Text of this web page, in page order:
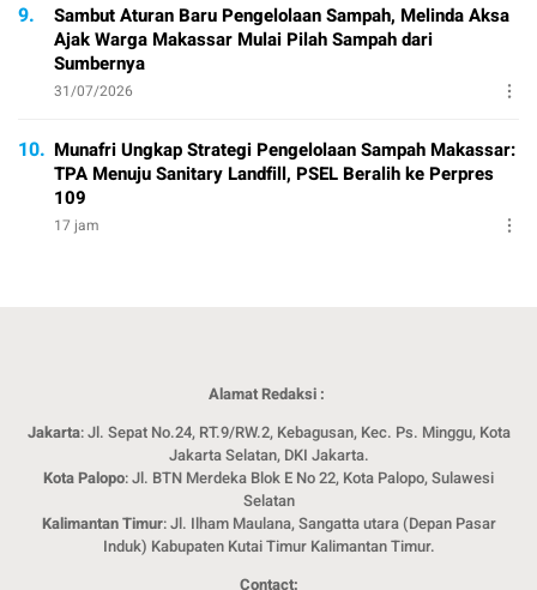
9.
Sambut Aturan Baru Pengelolaan Sampah, Melinda Aksa
Ajak Warga Makassar Mulai Pilah Sampah dari
Sumbernya
31/07/2026
10. Munafri Ungkap Strategi Pengelolaan Sampah Makassar:
TPA Menuju Sanitary Landfill, PSEL Beralih ke Perpres
109
17 jam
Alamat Redaksi :
Jakarta: Jl. Sepat No.24, RT.9/RW.2, Kebagusan, Kec. Ps. Minggu, Kota
Jakarta Selatan, DKI Jakarta.
Kota Palopo: Jl. BTN Merdeka Blok E No 22, Kota Palopo, Sulawesi
Selatan
Kalimantan Timur: Jl. Ilham Maulana, Sangatta utara (Depan Pasar
Induk) Kabupaten Kutai Timur Kalimantan Timur.
Contact: